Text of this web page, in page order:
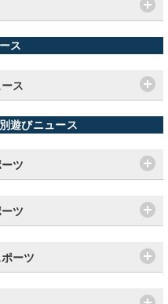
ス
ス
遊びニュース
ツ
ツ
ーツ